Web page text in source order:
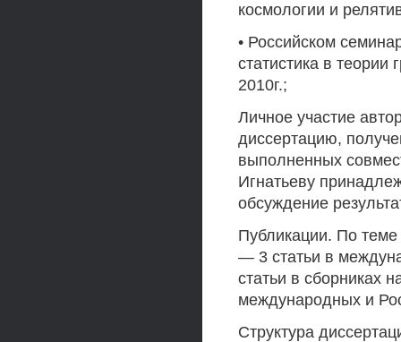
космологии и
• Российском
статистика в теории
2010г.;
Личное участие
диссертацию,
выполненных
Игнатьеву
обсуждение
Публикации. По теме
— 3 статьи в
статьи в сборниках
международных и
Структура